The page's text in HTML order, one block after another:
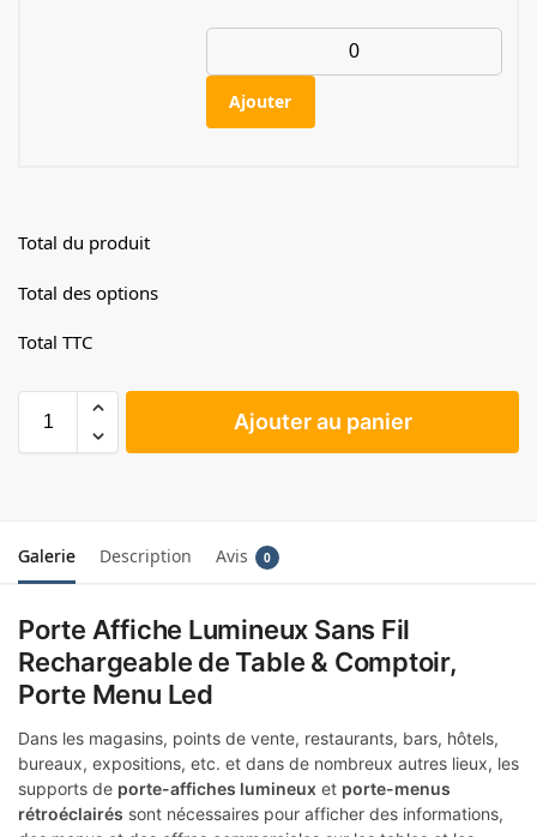
Ajouter
Total du produit
Total des options
Total TTC
Ajouter au panier
Galerie Description Avis 0
Porte Affiche Lumineux Sans Fil
Rechargeable de Table & Comptoir,
Porte Menu Led
Dans les magasins, points de vente, restaurants, bars, hôtels,
bureaux, expositions, etc. et dans de nombreux autres lieux, les
supports de porte-affiches lumineux et porte-menus
rétroéclairés sont nécessaires pour afficher des informations,